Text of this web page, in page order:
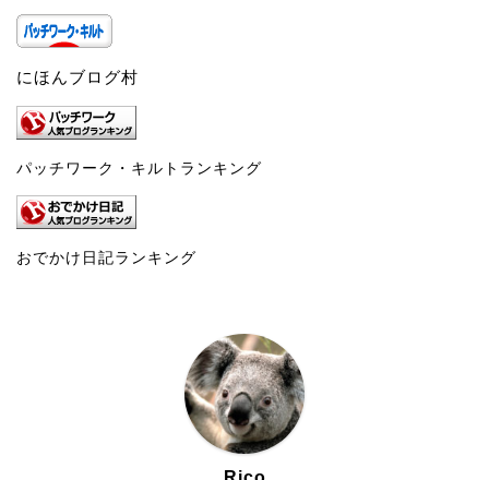
にほんブログ村
パッチワーク・キルトランキング
おでかけ日記ランキング